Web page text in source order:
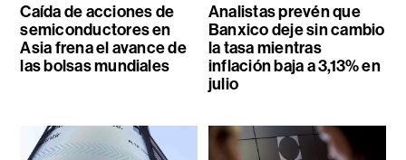
Caída de acciones de
semiconductores en
Asia frena el avance de
las bolsas mundiales
Analistas prevén que
Banxico deje sin cambio
la tasa mientras
inflación baja a 3,13% en
julio